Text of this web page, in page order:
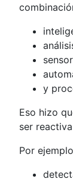
y
Eso hizo
ser
Por